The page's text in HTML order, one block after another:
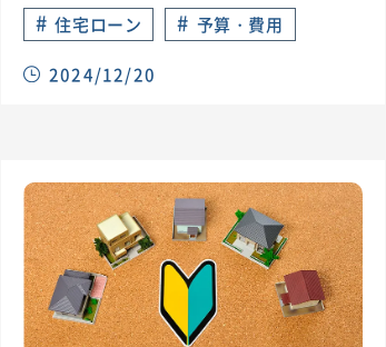
# 住宅ローン # 予算・費用
2024/12/20